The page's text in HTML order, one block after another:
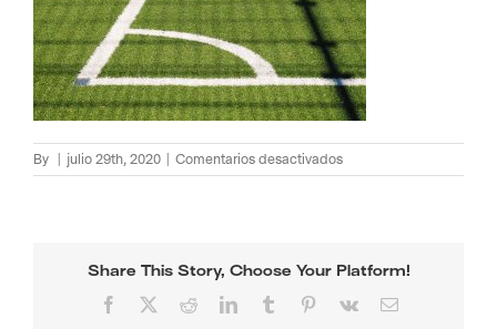
By julio 29th, 2020 Comentarios desactivadosen
Slide2
Share This Story, Choose Your Platform!
Facebook RedditLinkedInTumblr Pinterest
Vk Email